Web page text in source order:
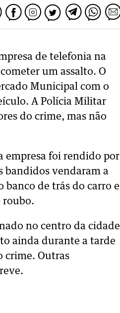
de telefonia na
um assalto. O
Municipal com o
A Polícia Militar
do crime, mas não
empresa foi rendido por
bandidos vendaram a
de trás do carro e
roubo.
no centro da cidade
ainda durante a tarde
crime. Outras